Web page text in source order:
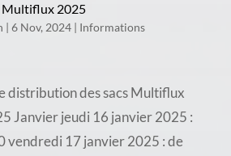
Multiflux 2025
| 6 Nov, 2024| Informations
distribution des sacs Multiflux
Janvier jeudi 16 janvier 2025 :
vendredi 17 janvier 2025 : de